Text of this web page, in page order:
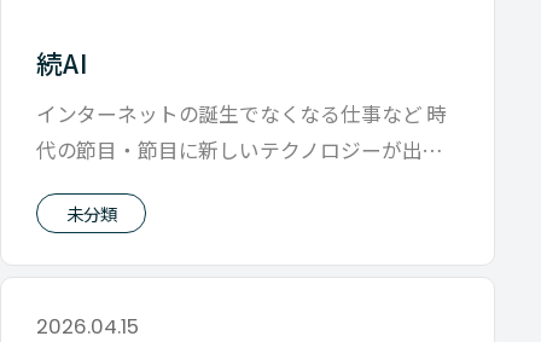
続AI
インターネットの誕生でなくなる仕事など 時
代の節目・節目に新しいテクノロジーが出現
未分類
2026.04.15